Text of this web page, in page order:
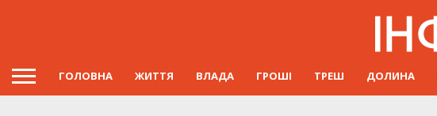
ГОЛОВНА ЖИТТЯ ВЛАДА ГРОШІ ТРЕШ ДОЛИНА